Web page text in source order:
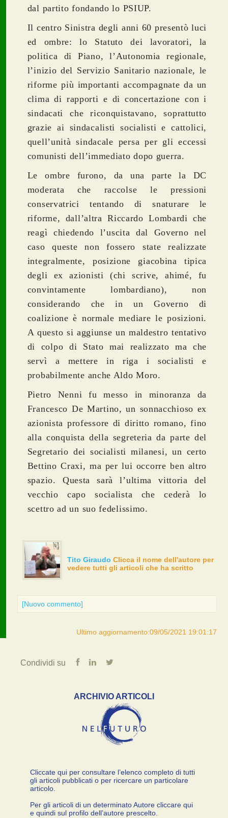
dal partito fondando lo PSIUP.
Il centro Sinistra degli anni 60 presentò luci
ed ombre: lo Statuto dei lavoratori, la
politica di Piano, l’Autonomia regionale,
l’inizio del Servizio Sanitario nazionale, le
riforme più importanti accompagnate da un
clima di rapporti e di concertazione con i
sindacati che riconquistavano, soprattutto
grazie ai sindacalisti socialisti e cattolici,
quell’unità sindacale persa per gli eccessi
comunisti dell’immediato dopo guerra.
Le ombre furono, da una parte la DC
moderata che raccolse le pressioni
conservatrici tentando di snaturare le
riforme, dall’altra Riccardo Lombardi che
reagì chiedendo l’uscita dal Governo nel
caso queste non fossero state realizzate
integralmente, posizione giacobina tipica
degli ex azionisti (chi scrive, ahimé, fu
convintamente lombardiano), non
considerando che in un Governo di
coalizione è normale mediare le posizioni.
A questo si aggiunse un maldestro tentativo
di colpo di Stato mai realizzato ma che
servì a mettere in riga i socialisti e
probabilmente anche Aldo Moro.
Pietro Nenni fu messo in minoranza da
Francesco De Martino, un sonnacchioso ex
azionista professore di diritto romano, fino
alla conquista della segreteria da parte del
Segretario dei socialisti milanesi, un certo
Bettino Craxi, ma per lui occorre ben altro
spazio. Questa sarà l’ultima vittoria del
vecchio capo socialista che cederà lo
scettro ad un suo fedelissimo.
Tito Giraudo Clicca il nome dell'autore per
vedere tutti gli articoli che ha scritto
[Nuovo commento]
Ultimo aggiornamento:09/05/2021 19:01:17
Condividi su
ARCHIVIO ARTICOLI
Cliccate qui per consultare l’elenco completo di tutti
gli articoli pubblicati o per ricercare un particolare
articolo.
Per gli articoli di un determinato Autore cliccare qui
e quindi sul profilo dell’autore prescelto.